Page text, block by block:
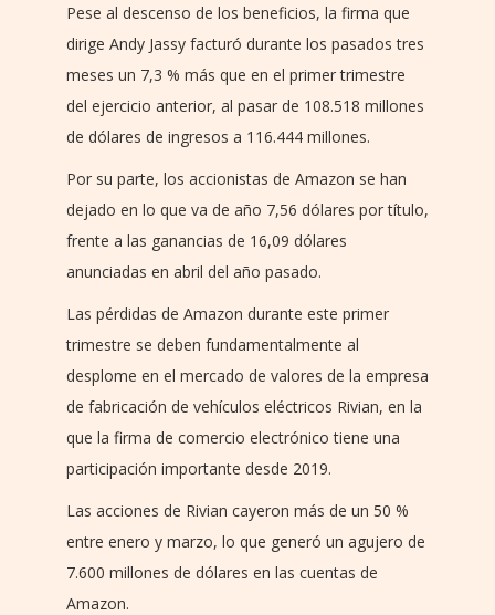
Pese al descenso de los beneficios, la firma que
dirige Andy Jassy facturó durante los pasados tres
meses un 7,3 % más que en el primer trimestre
del ejercicio anterior, al pasar de 108.518 millones
de dólares de ingresos a 116.444 millones.
Por su parte, los accionistas de Amazon se han
dejado en lo que va de año 7,56 dólares por título,
frente a las ganancias de 16,09 dólares
anunciadas en abril del año pasado.
Las pérdidas de Amazon durante este primer
trimestre se deben fundamentalmente al
desplome en el mercado de valores de la empresa
de fabricación de vehículos eléctricos Rivian, en la
que la firma de comercio electrónico tiene una
participación importante desde 2019.
Las acciones de Rivian cayeron más de un 50 %
entre enero y marzo, lo que generó un agujero de
7.600 millones de dólares en las cuentas de
Amazon.